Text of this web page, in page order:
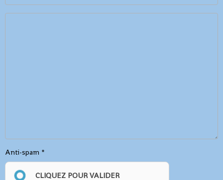
Anti-spam
CLIQUEZ POUR VALIDER